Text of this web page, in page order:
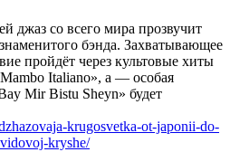
джаз со всего мира прозвучит
бэнда. Захватывающее
пройдёт через культовые хиты
Italiano», а — особая
Mir Bistu Sheyn» будет
krugosvetka-ot-japonii-do-
kryshe/